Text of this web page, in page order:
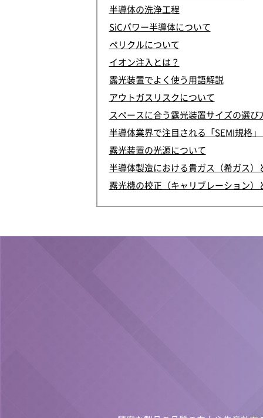
半導体の洗浄工程
SiCパワー半導体について
ペリクルについて
イオン注入とは？
露光装置でよく使う用語解説
アウトガスリスクについて
スペースに合う露光装置サイズの選び
半導体業界で注目される「SEMI規格」
露光装置の光源について
半導体製造における貴ガス（希ガス）
露光機の校正（キャリブレーション）